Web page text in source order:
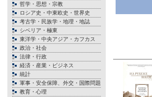
哲学・思想・宗教
ロシア史・中東欧史・世界史
考古学・民族学・地理・地誌
シベリア・極東
東洋学・中央アジア・カフカス
政治・社会
法律・行政
経済・産業・ビジネス
統計
軍事・安全保障、外交・国際問題
教育・心理